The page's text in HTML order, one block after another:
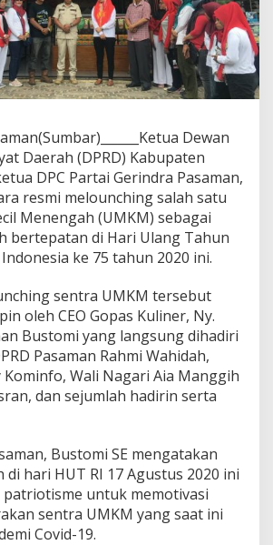
Dewan
Daerah (DPRD) Kabupaten
DPC Partai Gerindra Pasaman,
resmi melounching salah satu
Menengah (UMKM) sebagai
bertepatan di Hari Ulang Tahun
ke 75 tahun 2020 ini.
sentra UMKM tersebut
oleh CEO Gopas Kuliner, Ny.
Bustomi yang langsung dihadiri
Pasaman Rahmi Wahidah,
Kominfo, Wali Nagari Aia Manggih
dan sejumlah hadirin serta
Bustomi SE mengatakan
di hari HUT RI 17 Agustus 2020 ini
untuk memotivasi
sentra UMKM yang saat ini
Covid-19.